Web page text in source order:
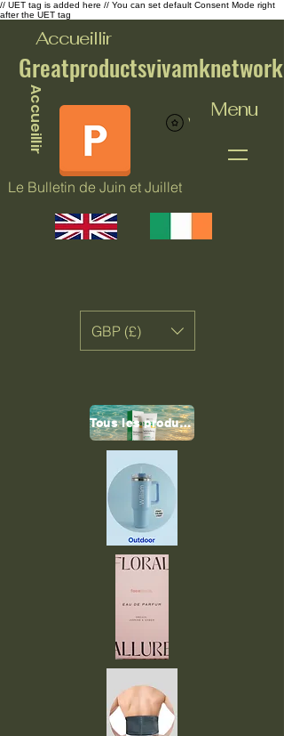
// UET tag is added here // You can set default Consent Mode right
after the UET tag
Accueillir
Le Bulletin de Juin et Juillet
Greatproductsvivamknetwork
Menu
Accueillir
GBP (£)
Tous les produits